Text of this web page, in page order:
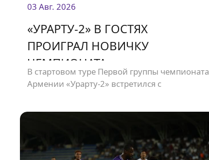
03 Авг. 2026
«УРАРТУ-2» В ГОСТЯХ
ПРОИГРАЛ НОВИЧКУ
ЧЕМПИОНАТА
В стартовом туре Первой группы чемпионата
Армении «Урарту-2» встретился с